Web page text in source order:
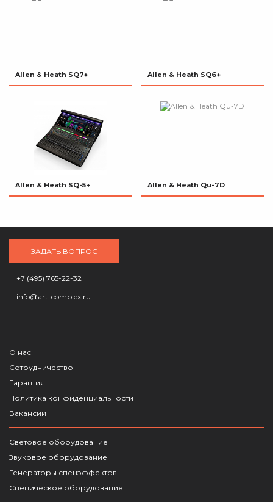
Allen & Heath SQ7+ Allen & Heath SQ6+
Allen & Heath SQ-5+ Allen & Heath Qu-7D
ЗАДАТЬ ВОПРОС
+7 (495) 765-22-32
info@art-complex.ru
О нас
Сотрудничество
Гарантия
Политика конфиденциальности
Вакансии
Световое оборудование
Звуковое оборудование
Генераторы спецэффектов
Сценическое оборудование